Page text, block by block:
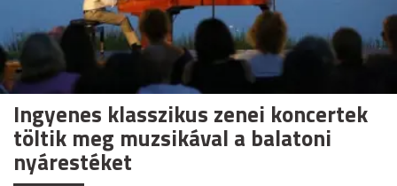
Ingyenes klasszikus zenei koncertek
töltik meg muzsikával a balatoni
nyárestéket